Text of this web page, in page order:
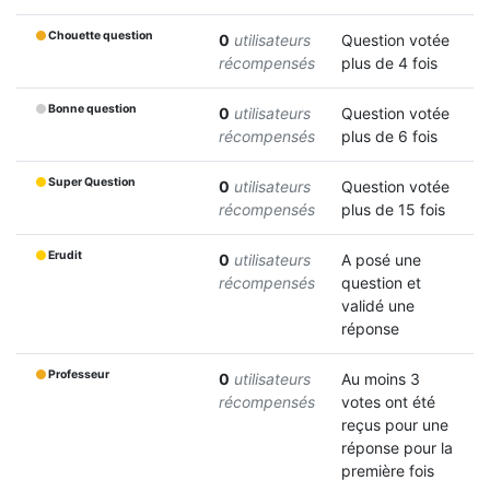
Chouette question 0 utilisateurs
récompensés
Question votée
plus de 4 fois
Bonne question 0 utilisateurs
récompensés
Question votée
plus de 6 fois
Super Question 0 utilisateurs
récompensés
Question votée
plus de 15 fois
Erudit 0 utilisateurs
récompensés
A posé une
question et
validé une
réponse
Professeur 0 utilisateurs
récompensés
Au moins 3
votes ont été
reçus pour une
réponse pour la
première fois